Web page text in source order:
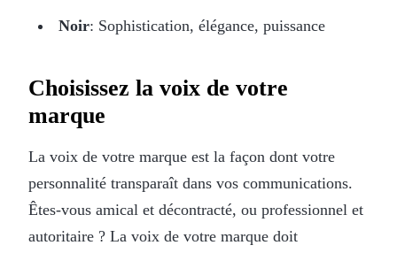
Noir: Sophistication, élégance, puissance
Choisissez la voix de votre
marque
La voix de votre marque est la façon dont votre
personnalité transparaît dans vos communications.
Êtes-vous amical et décontracté, ou professionnel et
autoritaire ? La voix de votre marque doit